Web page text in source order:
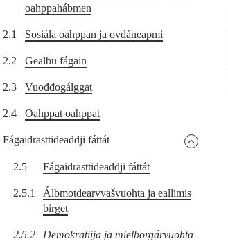
oahppahábmen
2.1 Sosiála oahppan ja ovdáneapmi
2.2 Gealbu fágain
2.3 Vuođđogálggat
2.4 Oahppat oahppat
Fágaidrasttideaddji fáttát
2.5 Fágaidrasttideaddji fáttát
2.5.1
Álbmotdearvvašvuohta ja eallimis
birget
2.5.2 Demokratiija ja mielborgárvuohta